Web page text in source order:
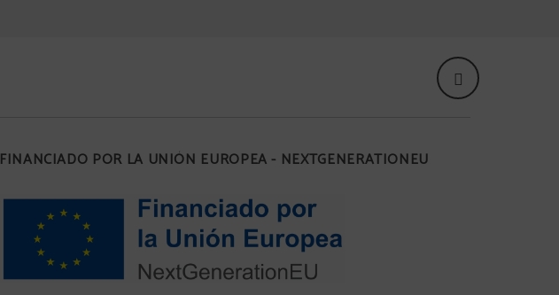
FINANCIADO POR LA UNIÓN EUROPEA - NEXTGENERATIONEU